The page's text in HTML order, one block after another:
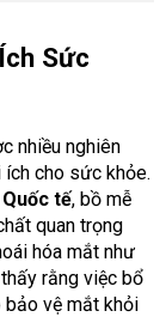
Sức
nhiều nghiên
cho sức khỏe.
tế, bồ mễ
quan trọng
hóa mắt như
rằng việc bổ
bảo vệ mắt khỏi